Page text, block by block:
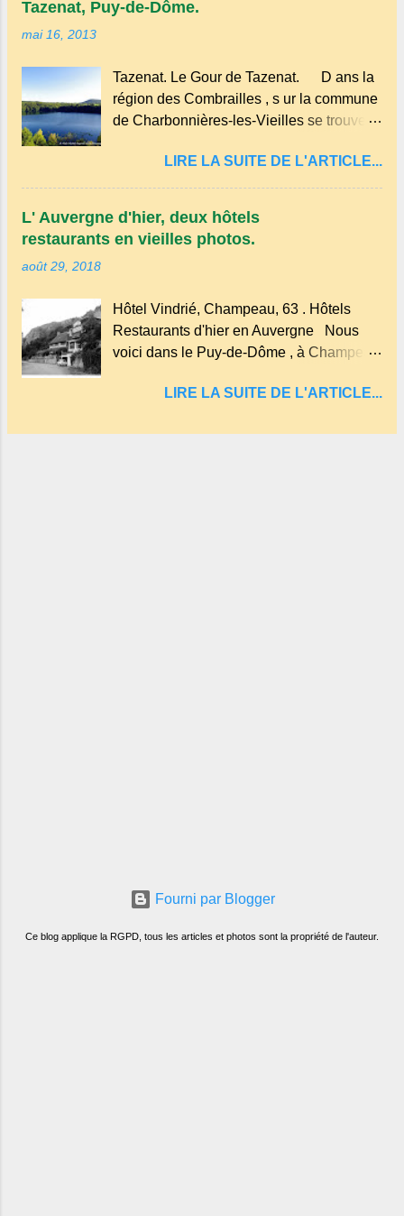
pascada , qui signifie...
un des plus importants centres d'Europe.
dresse dans les nuages et brille au
moindre rayon de soleil, attirant le regard.
Bien entouré de verdure, d'un étang,
d'art sacré, d'un jardin des souvenirs tout
cela dans un grand parc arboré.
Tazenat, Puy-de-Dôme.
mai 16, 2013
Tazenat. Le Gour de Tazenat. D ans la
région des Combrailles , s ur la commune
de Charbonnières-les-Vieilles se trouve le
(cratère d'explosion) rempli d’eau, appelé
: le Lac de Tazenat ou Tazanat, il est le
premier et le plus au nord de la Chaîne
des Puys qui en compte près de soixante.
En Auvergne on dit : un " Gour " c 'est
Longtemps considéré comme "sans fond"
et en forme d'entonnoir entraînant vers les
entrailles de la terre, les malheureux qui
LIRE LA SUITE DE L'ARTICLE...
L' Auvergne d'hier, deux hôtels
restaurants en vieilles photos.
août 29, 2018
Hôtel Vindrié, Champeau, 63 . Hôtels
Restaurants d'hier en Auvergne Nous
voici dans le Puy-de-Dôme , à Champeau
commune de Servant . L'Hôtel-Restaurant
fritures, ses truites, son jambon de pays et
LIRE LA SUITE DE L'ARTICLE...
Fourni par Blogger
Ce blog applique la RGPD, tous les articles et photos sont la propriété de l'auteur.